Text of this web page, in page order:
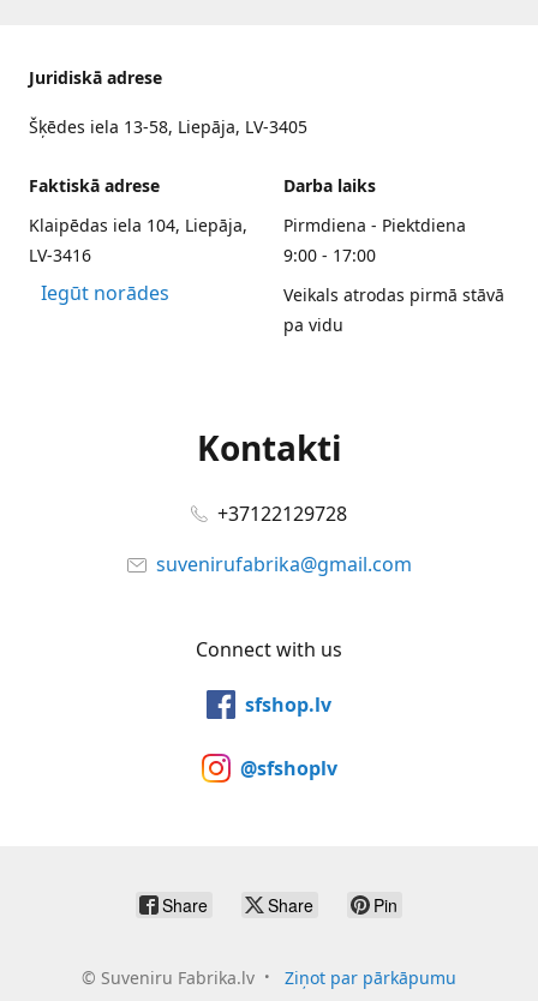
Juridiskā adrese
Šķēdes iela 13-58, Liepāja, LV-3405
Faktiskā adrese
Klaipēdas iela 104, Liepāja,
LV-3416
Iegūt norādes
Darba laiks
Pirmdiena - Piektdiena
9:00 - 17:00
Veikals atrodas pirmā stāvā
pa vidu
Kontakti
+37122129728
suvenirufabrika@gmail.com
Connect with us
sfshop.lv
@sfshoplv
Share Share Pin
© Suveniru Fabrika.lv Ziņot par pārkāpumu